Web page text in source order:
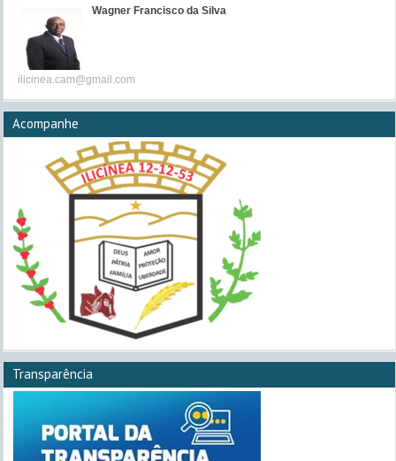
Wagner Francisco da Silva
ilicinea.cam@gmail.com
Acompanhe
Transparência